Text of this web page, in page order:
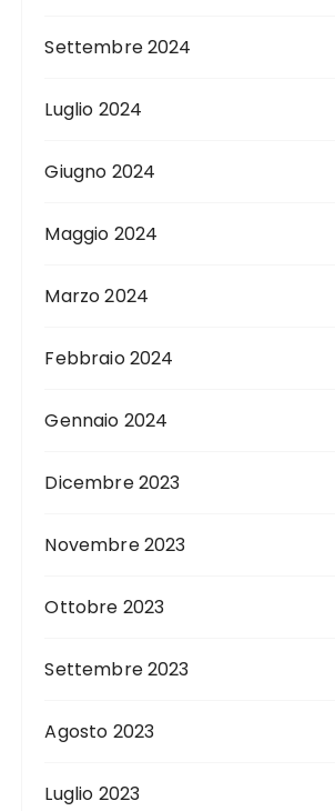
Settembre 2024
Luglio 2024
Giugno 2024
Maggio 2024
Marzo 2024
Febbraio 2024
Gennaio 2024
Dicembre 2023
Novembre 2023
Ottobre 2023
Settembre 2023
Agosto 2023
Luglio 2023